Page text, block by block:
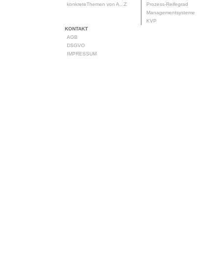
konkreteThemen von A...Z
Prozess-Reifegrad
Managementsysteme
KVP
KONTAKT
AGB
DSGVO
IMPRESSUM